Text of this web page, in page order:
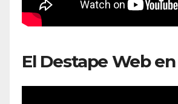
El Destape Web